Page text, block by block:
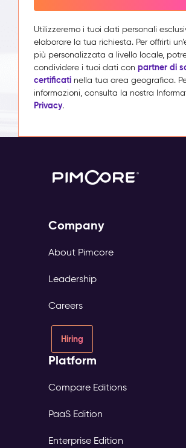
Utilizzeremo i tuoi dati personali
elaborare la tua richiesta. Per offrirti
più personalizzata a livello locale,
condividere i tuoi dati con partner di
certificati nella tua area geografica.
informazioni, consulta la nostra
Privacy.
Company
About Pimcore
Leadership
Careers
Hiring
Platform
Compare Editions
PaaS Edition
Enterprise Edition